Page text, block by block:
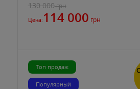
130 000грн
Цена: 114 000 грн
Топ продаж
Популярный